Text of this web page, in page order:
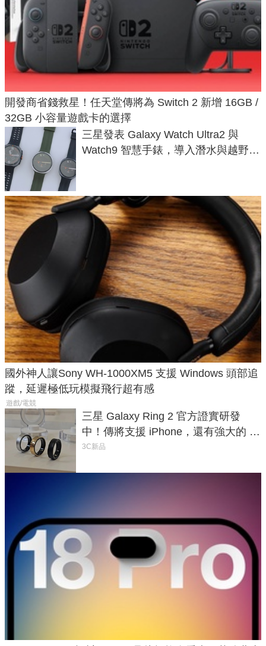
開發商省錢救星！任天堂傳將為 Switch 2 新增 16GB /
32GB 小容量遊戲卡的選擇
三星發表 Galaxy Watch Ultra2 與
Watch9 智慧手錶，導入潛水與越野跑
國外神人讓Sony WH-1000XM5 支援 Windows 頭部追
蹤，延遲極低玩模擬飛行超有感
遊戲/電競
三星 Galaxy Ring 2 官方證實研發
中！傳將支援 iPhone，還有強大的 AI
與智慧家電連動功能
3C新品